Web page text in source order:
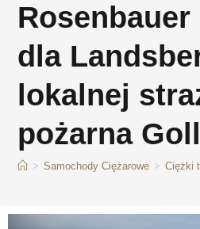
Rosenbauer
dla
lokalnej
pożarna
> Samochody Ciężarowe > Ciężki